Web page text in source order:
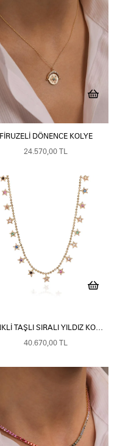
FIRUZELI DÖNENCE KOLYE
24.570,00 TL
RENKLI TAŞLI SIRALI YILDIZ KOLYE
40.670,00 TL